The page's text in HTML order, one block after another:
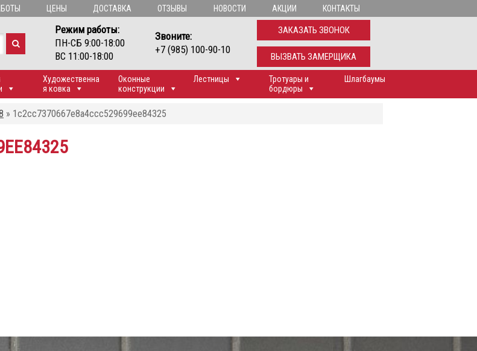
ЦЕНЫ ДОСТАВКА ОТЗЫВЫ НОВОСТИ АКЦИИ КОНТАКТЫ
Режим работы:
ПН-СБ 9:00-18:00
ВС 11:00-18:00
Звоните:
+7 (985) 100-90-10
ЗАКАЗАТЬ ЗВОНОК
ВЫЗВАТЬ ЗАМЕРЩИКА
Художественна
я ковка
Оконные
конструкции
Лестницы
Тротуары и
бордюры
Шлагбаумы
» 1c2cc7370667e8a4ccc529699ee84325